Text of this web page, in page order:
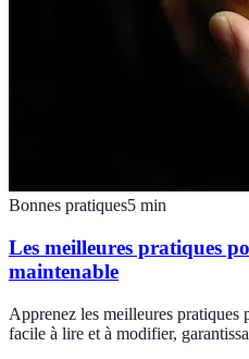
Bonnes pratiques5 min
Les meilleures pratiques
maintenable
Apprenez les meilleures pratiques
facile à lire et à modifier,